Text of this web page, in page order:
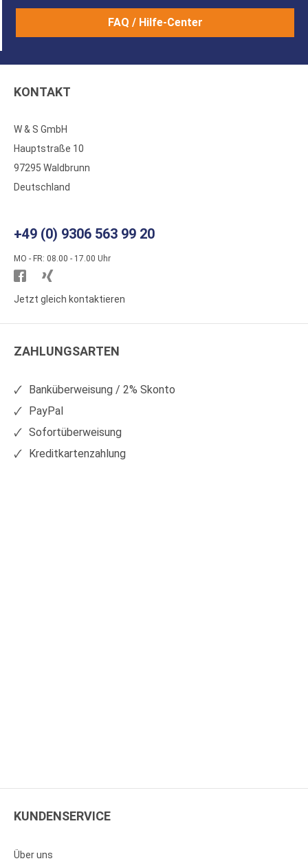
FAQ / Hilfe-Center
KONTAKT
W & S GmbH
Hauptstraße 10
97295 Waldbrunn
Deutschland
+49 (0) 9306 563 99 20
MO - FR: 08.00 - 17.00 Uhr
Besuchen
Sie
auf
Sie
auf
Jetzt gleich kontaktieren
ZAHLUNGSARTEN
Banküberweisung / 2% Skonto
PayPal
Sofortüberweisung
Kreditkartenzahlung
KUNDENSERVICE
Über uns